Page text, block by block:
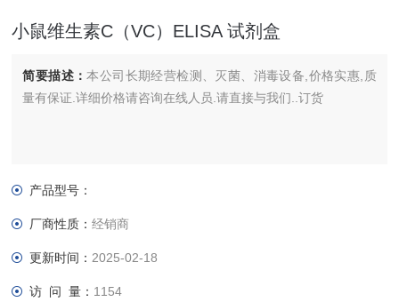
小鼠维生素C（VC）ELISA 试剂盒
简要描述：本公司长期经营检测、灭菌、消毒设备,价格实惠,质
量有保证.详细价格请咨询在线人员.请直接与我们..订货
产品型号：
厂商性质：经销商
更新时间： 2025-02-18
访 问 量： 1154